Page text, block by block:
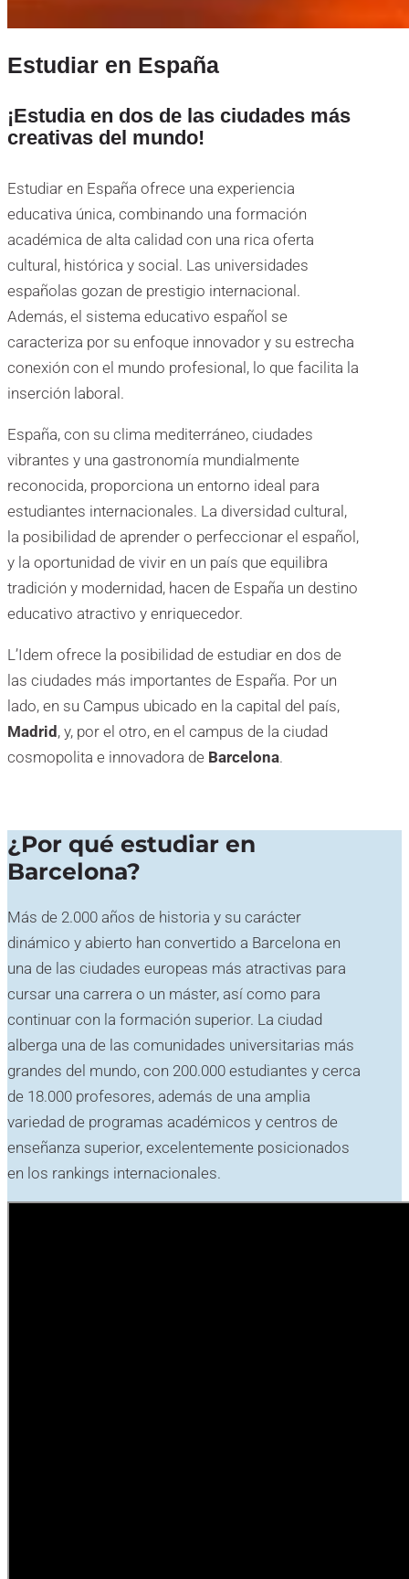
Estudiar en España
¡Estudia en dos de las ciudades más
creativas del mundo!
Estudiar en España ofrece una experiencia
educativa única, combinando una formación
académica de alta calidad con una rica oferta
cultural, histórica y social. Las universidades
españolas gozan de prestigio internacional.
Además, el sistema educativo español se
caracteriza por su enfoque innovador y su estrecha
conexión con el mundo profesional, lo que facilita la
inserción laboral.
España, con su clima mediterráneo, ciudades
vibrantes y una gastronomía mundialmente
reconocida, proporciona un entorno ideal para
estudiantes internacionales. La diversidad cultural,
la posibilidad de aprender o perfeccionar el español,
y la oportunidad de vivir en un país que equilibra
tradición y modernidad, hacen de España un destino
educativo atractivo y enriquecedor.
L’Idem ofrece la posibilidad de estudiar en dos de
las ciudades más importantes de España. Por un
lado, en su Campus ubicado en la capital del país,
Madrid , y, por el otro, en el campus de la ciudad
cosmopolita e innovadora de Barcelona.
¿Por qué estudiar en
Barcelona?
Más de 2.000 años de historia y su carácter
dinámico y abierto han convertido a Barcelona en
una de las ciudades europeas más atractivas para
cursar una carrera o un máster, así como para
continuar con la formación superior. La ciudad
alberga una de las comunidades universitarias más
grandes del mundo, con 200.000 estudiantes y cerca
de 18.000 profesores, además de una amplia
variedad de programas académicos y centros de
enseñanza superior, excelentemente posicionados
en los rankings internacionales.